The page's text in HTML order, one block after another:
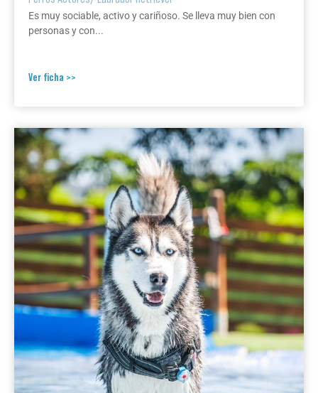
Es muy sociable, activo y cariñoso. Se lleva muy bien con
personas y con...
Ver ficha >>